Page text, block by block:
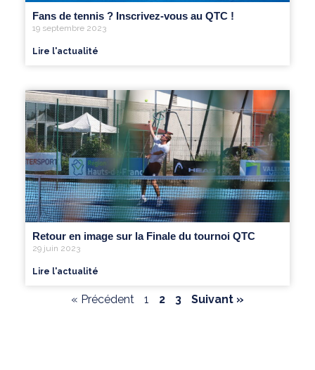
Fans de tennis ? Inscrivez-vous au QTC !
19 septembre 2023
Lire l'actualité
Retour en image sur la Finale du tournoi QTC
29 juin 2023
Lire l'actualité
« Précédent 1 2 3 Suivant »